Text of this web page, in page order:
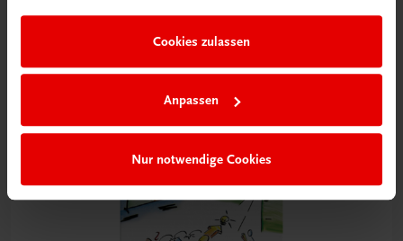
Cookies zulassen
Anpassen
Nur notwendige Cookies